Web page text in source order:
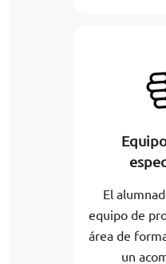
El
equipo de
área de
un